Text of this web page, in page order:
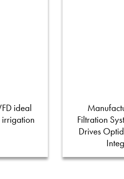
ideal
Filtration
Drives